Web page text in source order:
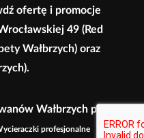
ofertę i promocje
49 (Red
Wałbrzych) oraz
Wałbrzych przy
profesjonalne